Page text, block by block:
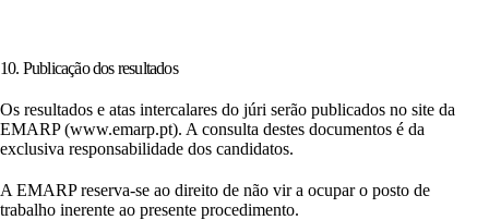
10. Publicação dos resultados
Os resultados e atas intercalares do júri serão publicados no site da
EMARP (www.emarp.pt). A consulta destes documentos é da
exclusiva responsabilidade dos candidatos.
A EMARP reserva-se ao direito de não vir a ocupar o posto de
trabalho inerente ao presente procedimento.